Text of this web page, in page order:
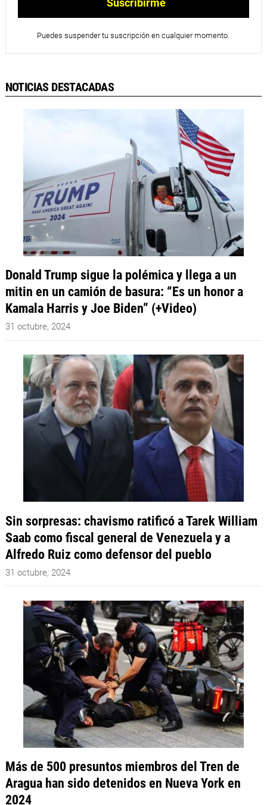
Puedes suspender tu suscripción en cualquier momento.
NOTICIAS DESTACADAS
Donald Trump sigue la polémica y llega a un
mitin en un camión de basura: “Es un honor a
Kamala Harris y Joe Biden” (+Video)
31 octubre, 2024
Sin sorpresas: chavismo ratificó a Tarek William
Saab como fiscal general de Venezuela y a
Alfredo Ruiz como defensor del pueblo
31 octubre, 2024
Más de 500 presuntos miembros del Tren de
Aragua han sido detenidos en Nueva York en
2024